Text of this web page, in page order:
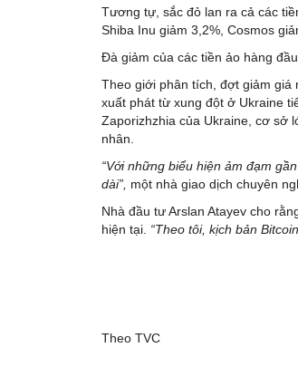
Tương tự, sắc đỏ lan ra cả các
Shiba Inu giảm 3,2%, Cosmos
Đà giảm của các tiền ảo hàng
Theo giới phân tích, đợt giảm giá
xuất phát từ xung đột ở Ukraine
Zaporizhzhia của Ukraine, cơ sở
nhân.
“Với những biểu hiện ảm đạm
dài”, một nhà giao dịch chuyên
Nhà đầu tư Arslan Atayev cho
hiện tại. “Theo tôi, kịch bản
Theo TVC